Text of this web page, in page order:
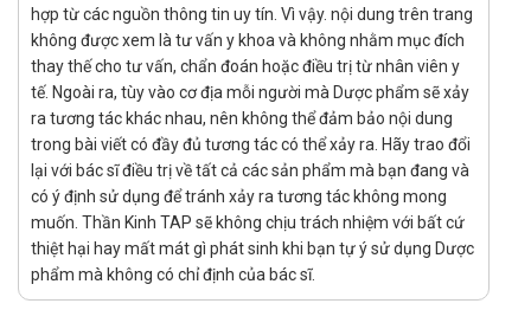
Trong điều trị viêm màng não, liều khởi đầu là
100mg/kg (không quá 4g). Sau đó tổng liều mỗi ngày
là 100mg/kg/ngày, ngày tiêm 1 lần. Thời gian điều trị
thường từ 7 đến 14 ngày. Đôi với nhiễm khuẩn do
Streptococcus pyogenes, phải điều trị ít nhất 10 ngày.
Trẻ sơ sinh: 50mg/kg/ngày.
Suy thận và suy gan phối hợp: Điều chỉnh liều dựa theo kết
quả kiểm tra các thông số trong máu. Khi hệ số thanh thải
creatinin đưới 10ml/phút, liều ceftriaxon không vượt quá
hợp từ các nguồn thông tin uy tín. Vì vậy. nội dung trên trang
không được xem là tư vấn y khoa và không nhằm mục đích
thay thế cho tư vấn, chẩn đoán hoặc điều trị từ nhân viên y
tế. Ngoài ra, tùy vào cơ địa mỗi người mà Dược phẩm sẽ xảy
ra tương tác khác nhau, nên không thể đảm bảo nội dung
trong bài viết có đầy đủ tương tác có thể xảy ra. Hãy trao đổi
lại với bác sĩ điều trị về tất cả các sản phẩm mà bạn đang và
có ý định sử dụng để tránh xảy ra tương tác không mong
muốn. Thần Kinh TAP sẽ không chịu trách nhiệm với bất cứ
thiệt hại hay mất mát gì phát sinh khi bạn tự ý sử dụng Dược
phẩm mà không có chỉ định của bác sĩ.